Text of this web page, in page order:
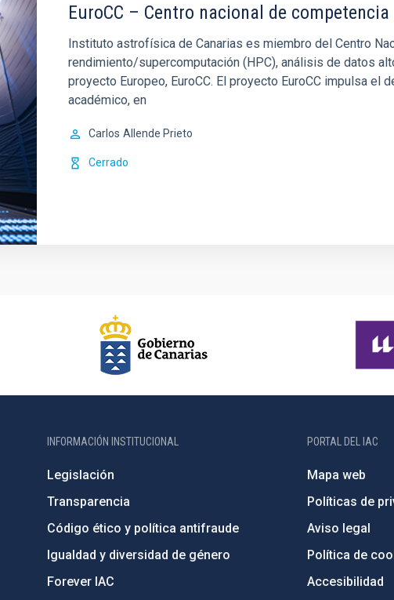
EuroCC – Centro nacional de
Instituto astrofísica de Canarias es miembro del Centro
rendimiento/supercomputación (HPC), análisis de datos
proyecto Europeo, EuroCC. El proyecto EuroCC impulsa
académico, en
Carlos Allende Prieto
Cerrado
INFORMACIÓN INSTITUCIONAL
Legislación
Transparencia
Código ético y política antifraude
Igualdad y diversidad de género
Forever IAC
PORTAL DEL IAC
Mapa web
Políticas de
Aviso legal
Política de
Accesibilidad